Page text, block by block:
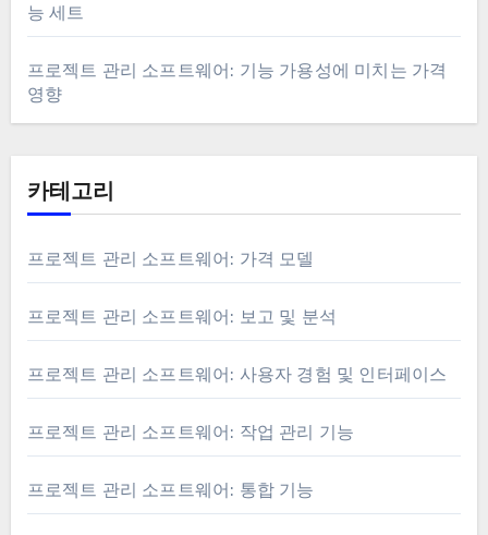
능 세트
프로젝트 관리 소프트웨어: 기능 가용성에 미치는 가격
영향
카테고리
프로젝트 관리 소프트웨어: 가격 모델
프로젝트 관리 소프트웨어: 보고 및 분석
프로젝트 관리 소프트웨어: 사용자 경험 및 인터페이스
프로젝트 관리 소프트웨어: 작업 관리 기능
프로젝트 관리 소프트웨어: 통합 기능